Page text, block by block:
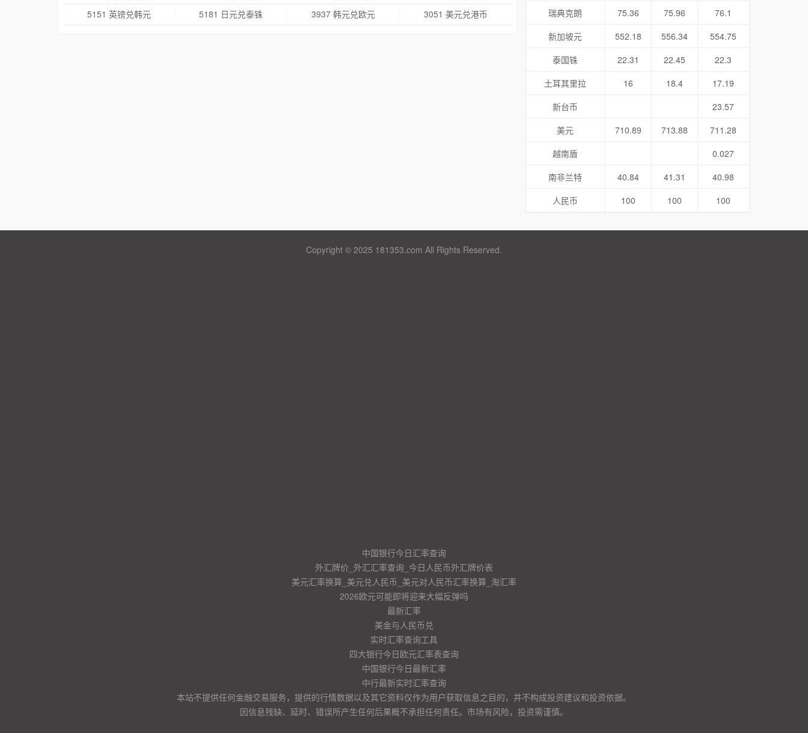
5151 英镑兑韩元
5181 日元兑泰铢 3937 韩元兑欧元 3051 美元兑港币
瑞典克朗
75.36 75.96
76.1
新加坡元
552.18 556.34
554.75
泰国铢
22.31 22.45
22.3
土耳其里拉
16 18.4
17.19
新台币
23.57
美元
710.89 713.88
711.28
越南盾
0.027
南非兰特
40.84 41.31
40.98
人民币
100 100 100
Copyright © 2025 181353.com All Rights Reserved.
中国银行今日汇率查询
外汇牌价_外汇汇率查询_今日人民币外汇牌价表
美元汇率换算_美元兑人民币_美元对人民币汇率换算_淘汇率
2026欧元可能即将迎来大幅反弹吗
最新汇率
美金与人民币兑
实时汇率查询工具
四大银行今日欧元汇率表查询
中国银行今日最新汇率
中行最新实时汇率查询
本站不提供任何金融交易服务，提供的行情数据以及其它资料仅作为用户获取信息之目的，并不构成投资建议和投资依据。
因信息残缺、延时、错误所产生任何后果概不承担任何责任。市场有风险，投资需谨慎。